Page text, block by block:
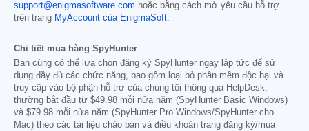
support@enigmasoftware.com hoặc bằng cách mở yêu cầu hỗ trợ
trên trang MyAccount của EnigmaSoft.
------
Chi tiết mua hàng SpyHunter
Bạn cũng có thể lựa chọn đăng ký SpyHunter ngay lập tức để sử
dụng đầy đủ các chức năng, bao gồm loại bỏ phần mềm độc hại và
truy cập vào bộ phận hỗ trợ của chúng tôi thông qua HelpDesk,
thường bắt đầu từ $49.98 mỗi nửa năm (SpyHunter Basic Windows)
và $79.98 mỗi nửa năm (SpyHunter Pro Windows/SpyHunter cho
Mac) theo các tài liệu chào bán và điều khoản trang đăng ký/mua